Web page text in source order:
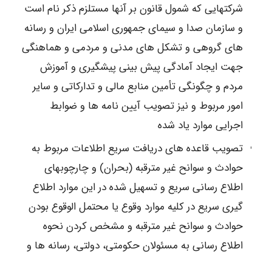
شرکتهایی که شمول قانون بر آنها مستلزم ذکر نام است
و سازمان صدا و سیمای جمهوری اسلامی ایران و رسانه
های گروهی و تشکل های مدنی و مردمی و هماهنگی
جهت ایجاد آمادگی پیش بینی پیشگیری و آموزش
مردم و چگونگی تأمین منابع مالی و تدارکاتی و سایر
امور مربوط و نیز تصویب آیین نامه ها و ضوابط
اجرایی موارد یاد شده
تصویب قاعده های دریافت سریع اطلاعات مربوط به
حوادث و سوانح غیر مترقبه (بحران) و چارچوبهای
اطلاع رسانی سریع و تسهیل شده در این موارد اطلاع
گیری سریع در کلیه موارد وقوع یا محتمل الوقوع بودن
حوادث و سوانح غیر مترقبه و مشخص کردن نحوه
اطلاع رسانی به مسئولان حکومتی، دولتی، رسانه ها و